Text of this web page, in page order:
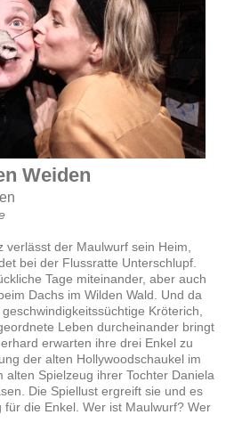
Weiden
der Maulwurf sein Heim,
bei der Flussratte Unterschlupf.
Tage miteinander, aber auch
Dachs im Wilden Wald. Und da
Kröterich,
Leben durcheinander bringt
erwarten ihre drei Enkel zu
der alten Hollywoodschaukel im
alten Spielzeug ihrer Tochter Daniela
Die Spiellust ergreift sie und es
die Enkel. Wer ist Maulwurf? Wer